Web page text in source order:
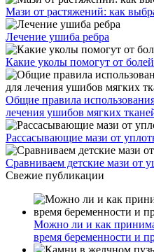
Мази от растяжений: как
Лечение ушиба ребра
Какие уколы помогут от
Общие правила
лечения ушибов мягких
Рассасывающие мази от
Сравниваем детские мази от
Свежие публикации
Можно ли и как
время беременности и